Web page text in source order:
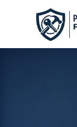
contenuto